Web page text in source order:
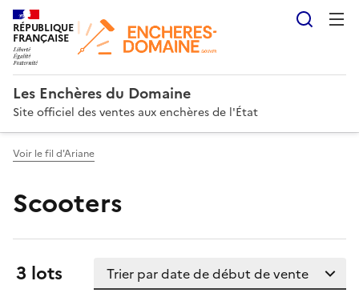
RÉPUBLIQUE
FRANÇAISE
Les Enchères du Domaine
Site officiel des ventes aux enchères de l'État
Voir le fil d'Ariane
Scooters
Résultats:
3 lots Trier la liste